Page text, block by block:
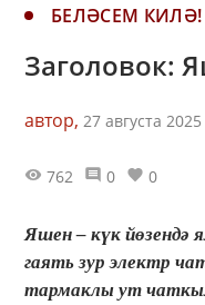
БЕЛӘСЕМ КИЛӘ!
Заголовок:
автор, 27 августа
762 0 0
Яшен – күк йөзендә
гаять зур электр
тармаклы ут